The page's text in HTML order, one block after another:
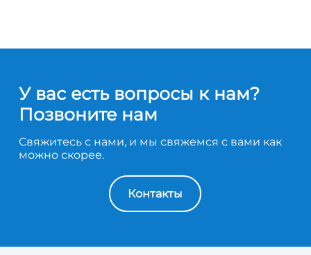
У вас есть вопросы к нам?
Позвоните нам
Свяжитесь с нами, и мы свяжемся с вами как
можно скорее.
Контакты